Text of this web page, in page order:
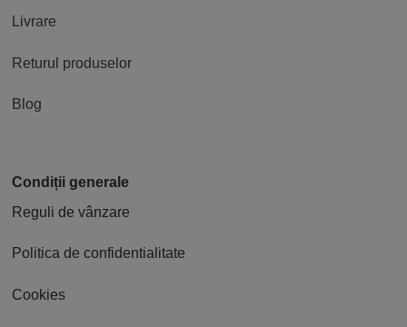
Livrare
Returul produselor
Blog
Condiții generale
Reguli de vânzare
Politica de confidentialitate
Cookies